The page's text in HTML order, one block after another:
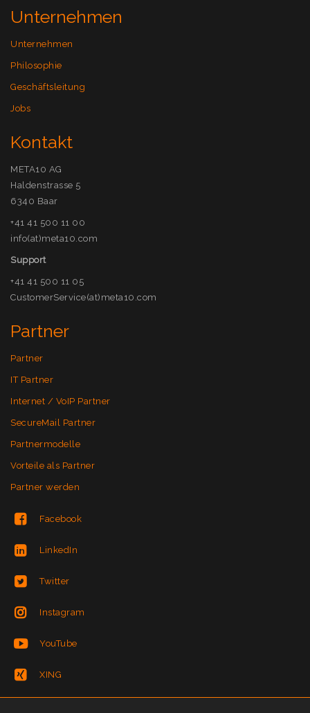
Unternehmen
Unternehmen
Philosophie
Geschäftsleitung
Jobs
Kontakt
META10 AG
Haldenstrasse 5
6340 Baar
+41 41 500 11 00
info(at)meta10.com
Support
+41 41 500 11 05
CustomerService(at)meta10.com
Partner
Partner
IT Partner
Internet / VoIP Partner
SecureMail Partner
Partnermodelle
Vorteile als Partner
Partner werden
Facebook
LinkedIn
Twitter
Instagram
YouTube
XING